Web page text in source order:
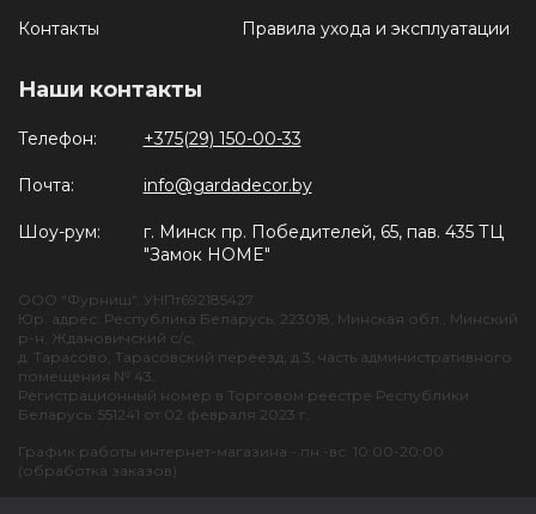
Контакты
Правила ухода и эксплуатации
Наши контакты
Телефон: +375(29) 150-00-33
Почта: info@gardadecor.by
Шоу-рум:
г. Минск пр. Победителей, 65, пав. 435 ТЦ
"Замок HOME"
ООО "Фурниш". УНПт692185427
Юр. адрес: Республика Беларусь, 223018, Минская обл., Минский
р-н, Ждановичский с/с,
д. Тарасово, Тарасовский переезд, д.3, часть административного
помещения № 43.
Регистрационный номер в Торговом реестре Республики
Беларусь: 551241 от 02 февраля 2023 г.
График работы интернет-магазина - пн.-вс. 10:00-20:00
(обработка заказов)